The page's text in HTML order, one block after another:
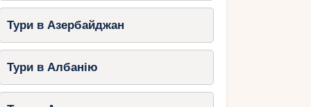
Тури в Азербайджан
Тури в Албанію